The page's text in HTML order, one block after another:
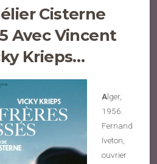
Cisterne
Avec Vincent
Krieps…
Alger,
1956.
Fernand
Iveton,
ouvrier